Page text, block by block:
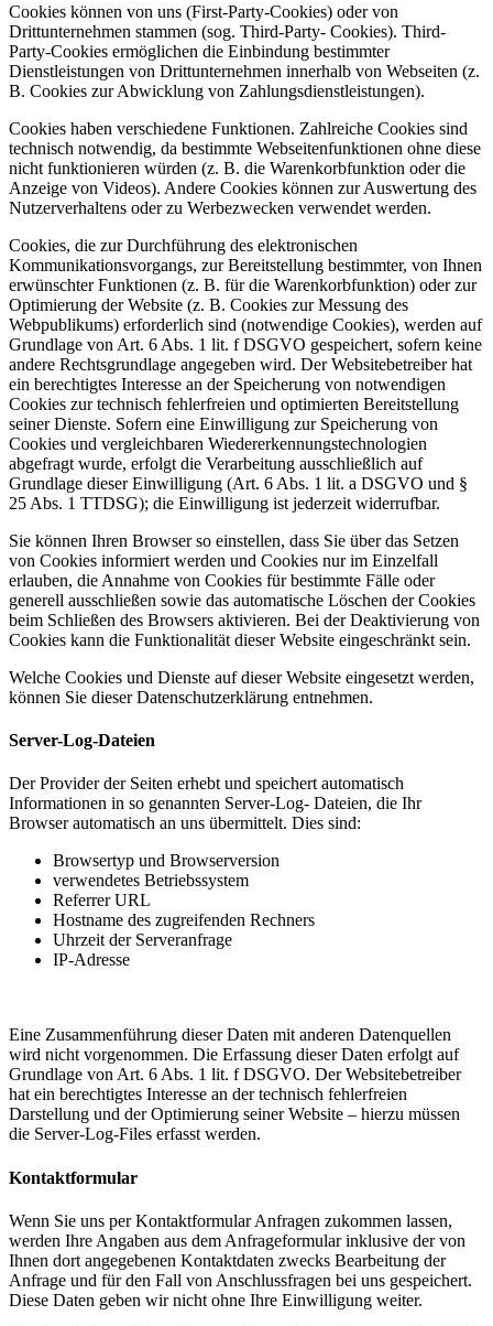
Cookies können von uns (First-Party-Cookies) oder von
Drittunternehmen stammen (sog. Third-Party- Cookies). Third-
Party-Cookies ermöglichen die Einbindung bestimmter
Dienstleistungen von Drittunternehmen innerhalb von Webseiten (z.
B. Cookies zur Abwicklung von Zahlungsdienstleistungen).
Cookies haben verschiedene Funktionen. Zahlreiche Cookies sind
technisch notwendig, da bestimmte Webseitenfunktionen ohne diese
nicht funktionieren würden (z. B. die Warenkorbfunktion oder die
Anzeige von Videos). Andere Cookies können zur Auswertung des
Nutzerverhaltens oder zu Werbezwecken verwendet werden.
Cookies, die zur Durchführung des elektronischen
Kommunikationsvorgangs, zur Bereitstellung bestimmter, von Ihnen
erwünschter Funktionen (z. B. für die Warenkorbfunktion) oder zur
Optimierung der Website (z. B. Cookies zur Messung des
Webpublikums) erforderlich sind (notwendige Cookies), werden auf
Grundlage von Art. 6 Abs. 1 lit. f DSGVO gespeichert, sofern keine
andere Rechtsgrundlage angegeben wird. Der Websitebetreiber hat
ein berechtigtes Interesse an der Speicherung von notwendigen
Cookies zur technisch fehlerfreien und optimierten Bereitstellung
seiner Dienste. Sofern eine Einwilligung zur Speicherung von
Cookies und vergleichbaren Wiedererkennungstechnologien
abgefragt wurde, erfolgt die Verarbeitung ausschließlich auf
Grundlage dieser Einwilligung (Art. 6 Abs. 1 lit. a DSGVO und §
25 Abs. 1 TTDSG); die Einwilligung ist jederzeit widerrufbar.
Sie können Ihren Browser so einstellen, dass Sie über das Setzen
von Cookies informiert werden und Cookies nur im Einzelfall
erlauben, die Annahme von Cookies für bestimmte Fälle oder
generell ausschließen sowie das automatische Löschen der Cookies
beim Schließen des Browsers aktivieren. Bei der Deaktivierung von
Cookies kann die Funktionalität dieser Website eingeschränkt sein.
Welche Cookies und Dienste auf dieser Website eingesetzt werden,
können Sie dieser Datenschutzerklärung entnehmen.
Server-Log-Dateien
Der Provider der Seiten erhebt und speichert automatisch
Informationen in so genannten Server-Log- Dateien, die Ihr
Browser automatisch an uns übermittelt. Dies sind:
Browsertyp und Browserversion
verwendetes Betriebssystem
Referrer URL
Hostname des zugreifenden Rechners
Uhrzeit der Serveranfrage
IP-Adresse
Eine Zusammenführung dieser Daten mit anderen Datenquellen
wird nicht vorgenommen. Die Erfassung dieser Daten erfolgt auf
Grundlage von Art. 6 Abs. 1 lit. f DSGVO. Der Websitebetreiber
hat ein berechtigtes Interesse an der technisch fehlerfreien
Darstellung und der Optimierung seiner Website – hierzu müssen
die Server-Log-Files erfasst werden.
Kontaktformular
Wenn Sie uns per Kontaktformular Anfragen zukommen lassen,
werden Ihre Angaben aus dem Anfrageformular inklusive der von
Ihnen dort angegebenen Kontaktdaten zwecks Bearbeitung der
Anfrage und für den Fall von Anschlussfragen bei uns gespeichert.
Diese Daten geben wir nicht ohne Ihre Einwilligung weiter.